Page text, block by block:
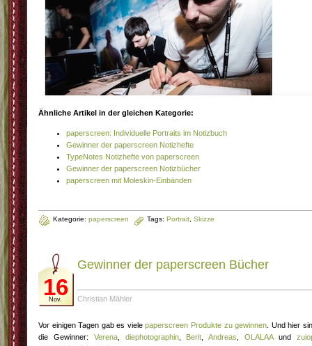
Ähnliche Artikel in der gleichen Kategorie:
paperscreen: Individuelle Portraits im Notizbuch
Gewinner der paperscreen Notizhefte
TypeNotes Notizhefte von paperscreen
Gewinner der paperscreen Notizbücher
paperscreen mit Moleskin-Einbänden
Kategorie: paperscreen Tags: Portrait Skizze
16
Nov.
Gewinner der paperscreen Bücher
Christian Mähler
Vor einigen Tagen gab es vielepaperscreen Produkte zu gewinnen . Und hier
die Gewinner: Verena, diephotographin, Berit ,Andreas ,OLALAAund